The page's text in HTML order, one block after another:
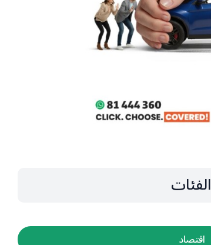
الفئات
اقتصاد